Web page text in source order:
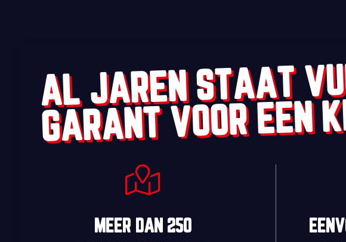
AL JAREN STAAT
GARANT VOOR EEN
MEER DAN 250